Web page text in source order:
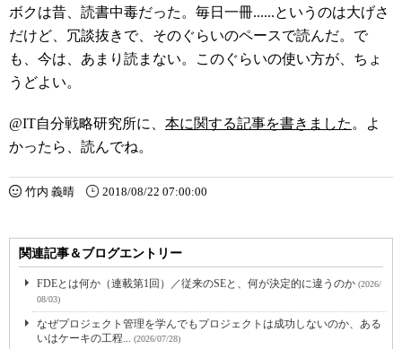
ボクは昔、読書中毒だった。毎日一冊......というのは大げさ
だけど、冗談抜きで、そのぐらいのペースで読んだ。で
も、今は、あまり読まない。このぐらいの使い方が、ちょ
うどよい。
@IT自分戦略研究所に、 本に関する記事を書きました 。よ
かったら、読んでね。
竹内 義晴 2018/08/22 07:00:00
関連記事＆ブログエントリー
FDEとは何か（連載第1回）／従来のSEと、何が決定的に違うのか (2026/
08/03)
なぜプロジェクト管理を学んでもプロジェクトは成功しないのか、ある
いはケーキの工程... (2026/07/28)